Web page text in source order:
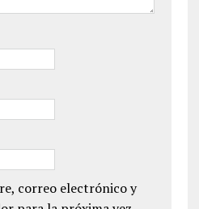
correo electrónico y